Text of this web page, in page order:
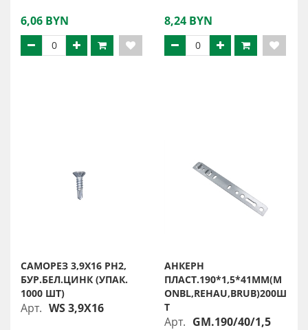
6,06 BYN
8,24 BYN
САМОРЕЗ 3,9Х16 PH2,
БУР.БЕЛ.ЦИНК (УПАК.
1000 ШТ)
Арт. WS 3,9X16
АНКЕРН
ПЛАСТ.190*1,5*41ММ(M
ONBL,REHAU,BRUB)200Ш
Т
Арт. GM.190/40/1,5